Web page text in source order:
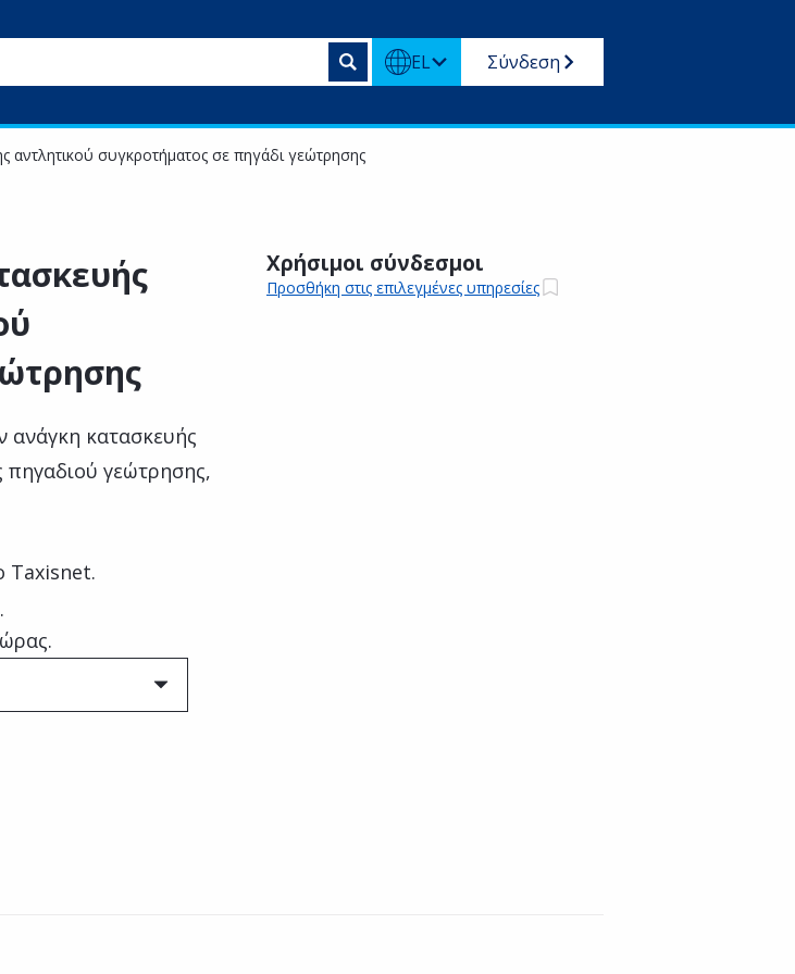
EL Σύνδεση
αντλητικού συγκροτήματος σε πηγάδι γεώτρησης
ανάγκη κατασκευής
πηγαδιού γεώτρησης,
Taxisnet.
Χρήσιμοι σύνδεσμοι
Προσθήκη στις επιλεγμένες υπηρεσίες